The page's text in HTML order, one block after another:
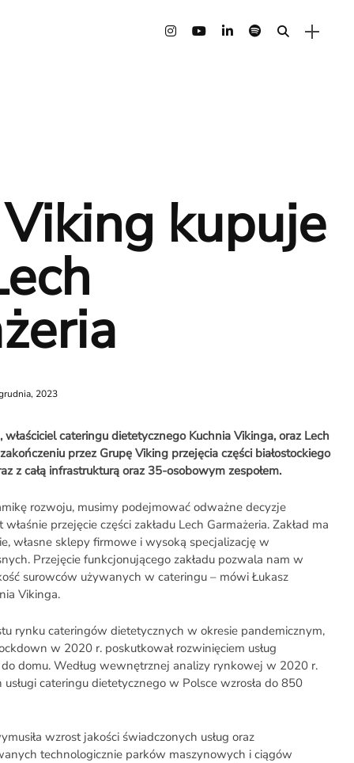
kupuje
2023
cateringu dietetycznego Kuchnia Vikinga, oraz Lech
przez Grupę Viking przejęcia części białostockiego
z całą infrastrukturą oraz 35-osobowym zespołem.
rozwoju, musimy podejmować odważne decyzje
przejęcie części zakładu Lech Garmażeria. Zakład ma
własne sklepy firmowe i wysoką specjalizację w
Przejęcie funkcjonującego zakładu pozwala nam w
surowców używanych w cateringu – mówi Łukasz
Vikinga.
rynku cateringów dietetycznych w okresie pandemicznym,
w 2020 r. poskutkował rozwinięciem usług
domu. Według wewnętrznej analizy rynkowej w 2020 r.
cateringu dietetycznego w Polsce wzrosła do 850
wzrost jakości świadczonych usług oraz
technologicznie parków maszynowych i ciągów